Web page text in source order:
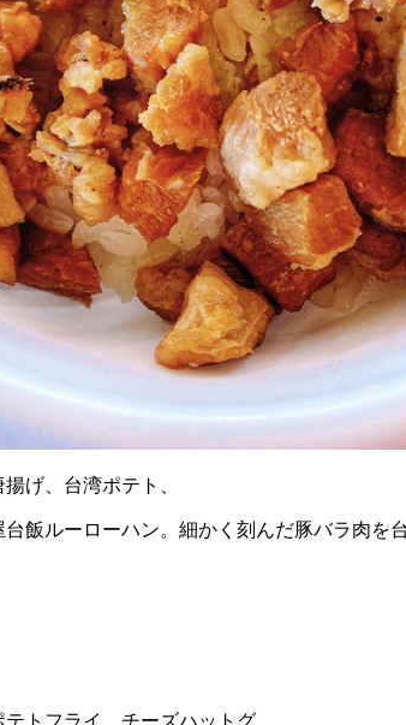
げ、台湾ポテト、
飯ルーローハン。細かく刻んだ豚バラ肉を
テトフライ、チーズハットグ